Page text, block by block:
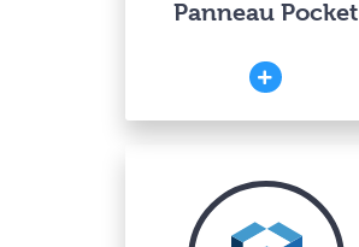
Panneau Pocket